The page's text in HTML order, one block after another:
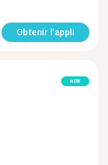
Obtenir l'appli
NEW